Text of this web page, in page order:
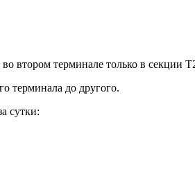
втором терминале только в секции
терминала до другого.
сутки: